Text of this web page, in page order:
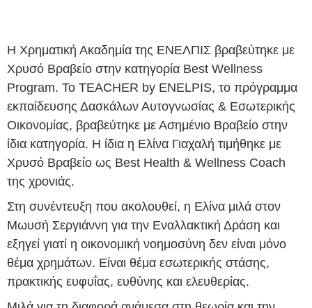
Η Χρηματική Ακαδημία της ΕΝΕΛΠΙΣ βραβεύτηκε με
Χρυσό Βραβείο στην κατηγορία Best Wellness
Program. Το TEACHER by ENELPIS, το πρόγραμμα
εκπαίδευσης Δασκάλων Αυτογνωσίας & Εσωτερικής
Οικονομίας, βραβεύτηκε με Ασημένιο Βραβείο στην
ίδια κατηγορία. Η ίδια η Ελίνα Γιαχαλή τιμήθηκε με
Χρυσό Βραβείο ως Best Health & Wellness Coach
της χρονιάς.
Στη συνέντευξη που ακολουθεί, η Ελίνα μιλά στον
Μωυσή Σεργιάννη για την Εναλλακτική Δράση και
εξηγεί γιατί η οικονομική νοημοσύνη δεν είναι μόνο
θέμα χρημάτων. Είναι θέμα εσωτερικής στάσης,
πρακτικής ευφυΐας, ευθύνης και ελευθερίας.